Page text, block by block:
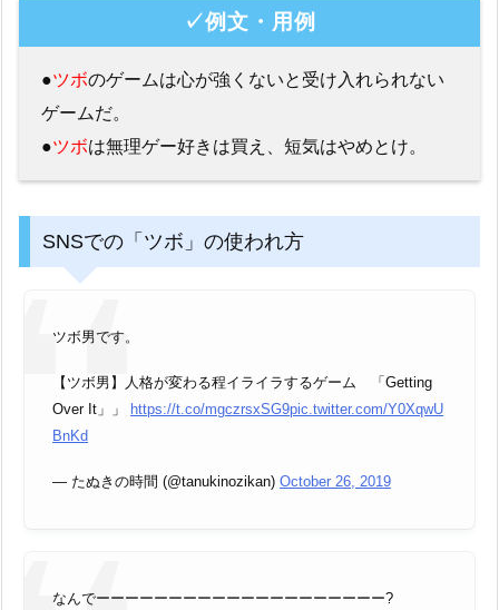
✓例文・用例
●ツボのゲームは心が強くないと受け入れられない
ゲームだ。
●ツボは無理ゲー好きは買え、短気はやめとけ。
SNSでの「ツボ」の使われ方
ツボ男です。
【ツボ男】人格が変わる程イライラするゲーム 「Getting
Over It」」
https://t.co/mgczrsxSG9pic.twitter.com/Y0XqwU
BnKd
— たぬきの時間 (@tanukinozikan) October 26, 2019
なんでーーーーーーーーーーーーーーーーーーーー?